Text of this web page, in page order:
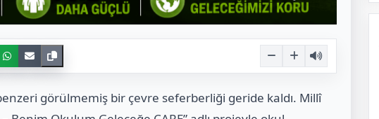
görülmemiş bir çevre seferberliği geride kaldı. Millî